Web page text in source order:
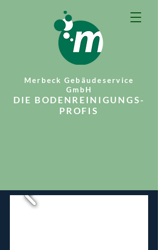
Merbeck Gebäudeservice
GmbH
DIE BODENREINIGUNGS-
PROFIS